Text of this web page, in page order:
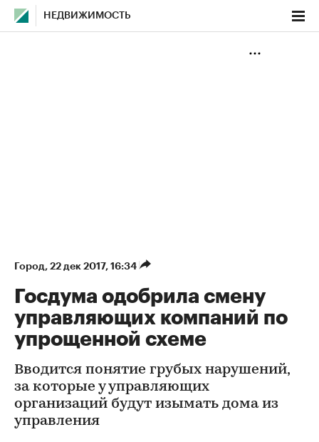
НЕДВИЖИМОСТЬ
Город⁠, 22 дек 2017, 16:34
Госдума одобрила смену
управляющих компаний по
упрощенной схеме
Вводится понятие грубых нарушений,
за которые у управляющих
организаций будут изымать дома из
управления